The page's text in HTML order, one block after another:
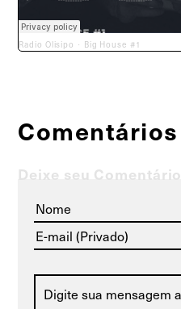
Radio Olisipo · Big House #1
Comentários
Deixe seu Comentário